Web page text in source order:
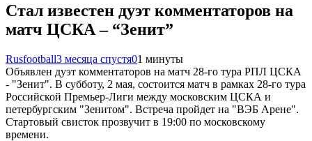
Стал известен дуэт комментаторов на
матч ЦСКА – “Зенит”
Rusfootball3 месяца спустя01 минуты
Объявлен дуэт комментаторов на матч 28-го тура РПЛ ЦСКА
- "Зенит". В субботу, 2 мая, состоится матч в рамках 28-го тура
Российской Премьер-Лиги между московским ЦСКА и
петербургским "Зенитом". Встреча пройдет на "ВЭБ Арене".
Стартовый свисток прозвучит в 19:00 по московскому
времени.